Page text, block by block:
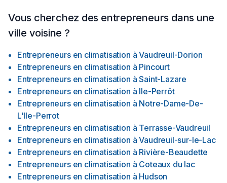
Vous cherchez des entrepreneurs dans une
ville voisine ?
Entrepreneurs en climatisation à Vaudreuil-Dorion
Entrepreneurs en climatisation à Pincourt
Entrepreneurs en climatisation à Saint-Lazare
Entrepreneurs en climatisation à Ile-Perrôt
Entrepreneurs en climatisation à Notre-Dame-De-
L'Ile-Perrot
Entrepreneurs en climatisation à Terrasse-Vaudreuil
Entrepreneurs en climatisation à Vaudreuil-sur-le-Lac
Entrepreneurs en climatisation à Rivière-Beaudette
Entrepreneurs en climatisation à Coteaux du lac
Entrepreneurs en climatisation à Hudson